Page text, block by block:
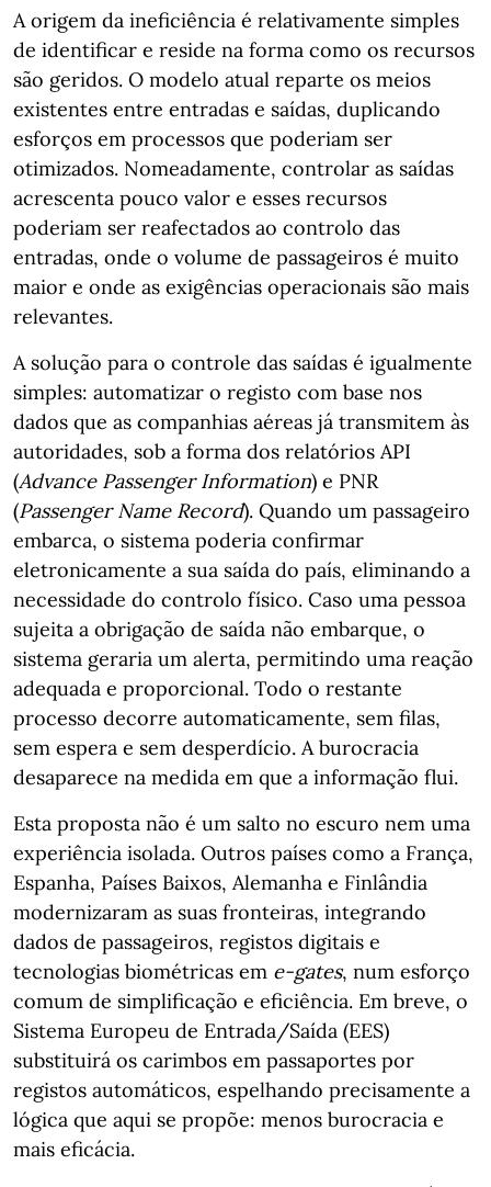
A origem da ineficiência é relativamente simples
de identificar e reside na forma como os recursos
são geridos. O modelo atual reparte os meios
existentes entre entradas e saídas, duplicando
esforços em processos que poderiam ser
otimizados. Nomeadamente, controlar as saídas
acrescenta pouco valor e esses recursos
poderiam ser reafectados ao controlo das
entradas, onde o volume de passageiros é muito
maior e onde as exigências operacionais são mais
relevantes.
A solução para o controle das saídas é igualmente
simples: automatizar o registo com base nos
dados que as companhias aéreas já transmitem às
autoridades, sob a forma dos relatórios API
(Advance Passenger Information) e PNR
(Passenger Name Record). Quando um passageiro
embarca, o sistema poderia confirmar
eletronicamente a sua saída do país, eliminando a
necessidade do controlo físico. Caso uma pessoa
sujeita a obrigação de saída não embarque, o
sistema geraria um alerta, permitindo uma reação
adequada e proporcional. Todo o restante
processo decorre automaticamente, sem filas,
sem espera e sem desperdício. A burocracia
desaparece na medida em que a informação flui.
Esta proposta não é um salto no escuro nem uma
experiência isolada. Outros países como a França,
Espanha, Países Baixos, Alemanha e Finlândia
modernizaram as suas fronteiras, integrando
dados de passageiros, registos digitais e
tecnologias biométricas em e-gates, num esforço
comum de simplificação e eficiência. Em breve, o
Sistema Europeu de Entrada/Saída (EES)
substituirá os carimbos em passaportes por
registos automáticos, espelhando precisamente a
lógica que aqui se propõe: menos burocracia e
mais eficácia.